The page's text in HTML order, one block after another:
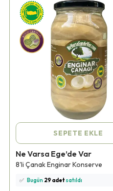
SEPETE EKLE
Ne Varsa Ege’de Var
8'li Çanak Enginar Konserve
⭐️ Bu ürünü515 kişifavoriledi!
🛒
70 kişisepetine ekledi!
✅ Bugün 29 adetsatıldı